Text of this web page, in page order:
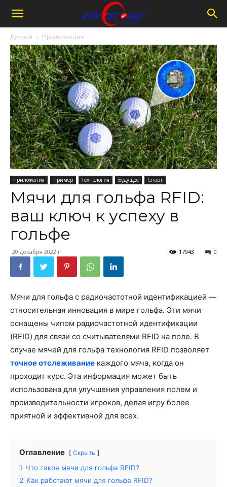
Домой Приложения
Приложения Пример Технология Будущее Спорт
Мячи для гольфа RFID:
ваш ключ к успеху в
гольфе
20 декабря 2022 г. 0
17943
Мячи для гольфа с радиочастотной идентификацией —
относительная инновация в мире гольфа. Эти мячи
оснащены чипом радиочастотной идентификации
(RFID) для связи со считывателями RFID на поле. В
случае мячей для гольфа технология RFID позволяет
точное отслеживание каждого мяча, когда он
проходит курс. Эта информация может быть
использована для улучшения управления полем и
производительности игроков, делая игру более
приятной и эффективной для всех.
Оглавление Скрыть
1 Что такое мячи для гольфа RFID?
2 Как работают мячи для гольфа RFID?